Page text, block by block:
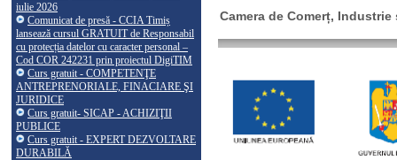
iulie 2026
Comunicat de presă - CCIA Timiș
lansează cursul GRATUIT de Responsabil
cu protecția datelor cu caracter personal –
Cod COR 242231 prin proiectul DigiTIM
Curs gratuit - COMPETENŢE
ANTREPRENORIALE, FINACIARE ŞI
JURIDICE
Curs gratuit- SICAP - ACHIZIŢII
PUBLICE
Curs gratuit - EXPERT DEZVOLTARE
DURABILĂ
Camera de Comerț,